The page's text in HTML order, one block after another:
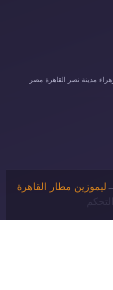
ليموزين مطار القاهرة